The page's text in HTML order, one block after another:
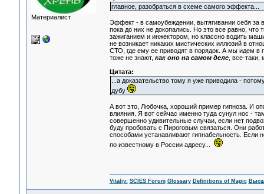
Материалист
главное, разобраться в схеме самого эффекта...
Эффект - в самоубеждении, вытягивании себя
пока до них не докопались. Но это все равно, что
зажиганием и инжектором, но классно водить
не возникает никаких мистических иллюзий в
СТО, где ему ее приводят в порядок. А мы идем в
тоже не знают, как оно на самом деле, все-таки,
Цитата:
...а доказательство тому я уже приводила -
дубу
А вот это, Любочка, хороший пример гипноза. И
влияния. Я вот сейчас именно туда сунул нос -
совершенно удивительные случаи, если нет
буду пробовать с Пироговым связаться. Они
способами устанавливают гипнабельность.
по известному в России адресу...
Vitaliy: SCIES Forum Glossary Definitions of Magic